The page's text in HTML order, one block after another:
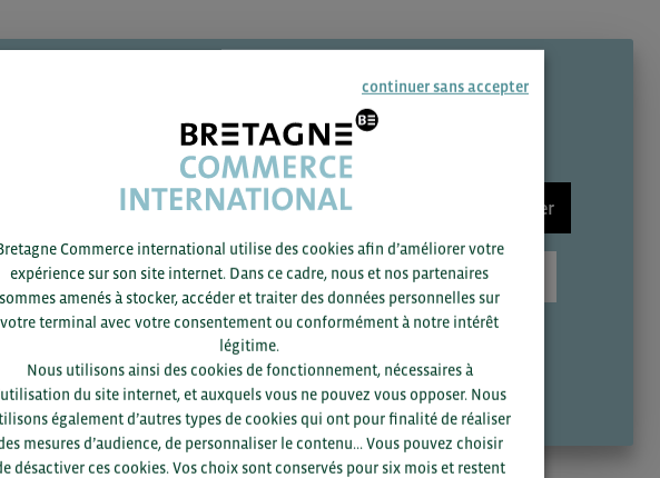
LIRE LA SUITE ?
ce contenu est disponible pour tous les
et vous avez déjà un compte BCI ?
pour profiter de l’ensemble de l’article.
est adhérente mais vous n’avez pas encore
? Inscrivez-vous avec votre email
devenir adhérent BCI ? Complétez le
. Votre demande d’adhésion sera
par BCI.
Se connecter
S'inscrire
continuer sans accepter
Commerce international utilise des cookies afin d’améliorer votre
expérience sur son site internet. Dans ce cadre, nous et nos partenaires
sommes amenés à stocker, accéder et traiter des données personnelles sur
votre terminal avec votre consentement ou conformément à notre intérêt
légitime.
Nous utilisons ainsi des cookies de fonctionnement, nécessaires à
du site internet, et auxquels vous ne pouvez vous opposer. Nous
également d’autres types de cookies qui ont pour finalité de réaliser
mesures d’audience, de personnaliser le contenu... Vous pouvez choisir
désactiver ces cookies. Vos choix sont conservés pour six mois et restent